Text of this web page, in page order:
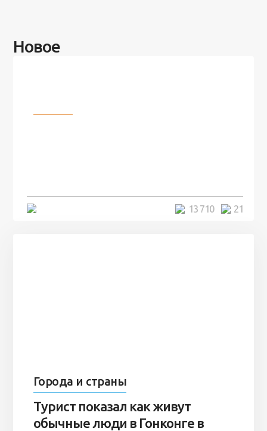
Новое
21
13 710
Города и страны
Турист показал как живут
обычные люди в Гонконге в